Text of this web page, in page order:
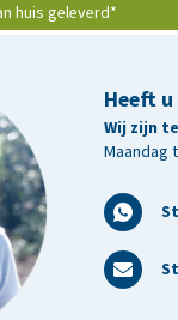
huis geleverd*
Heeft
Wij zijn
Maandag